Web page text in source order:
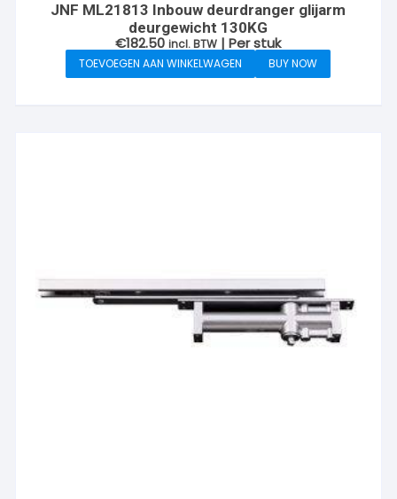
JNF ML21813 Inbouw deurdranger glijarm
deurgewicht 130KG
€182.50 incl. BTW | Per stuk
TOEVOEGEN AAN WINKELWAGEN BUY NOW